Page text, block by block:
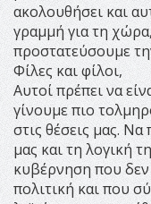
ακολουθήσει και
γραμμή για τη
προστατεύσουμε
Φίλες και φίλοι,
Αυτοί πρέπει να
γίνουμε πιο
στις θέσεις μας.
μας και τη λογική
κυβέρνηση που δεν
πολιτική και που